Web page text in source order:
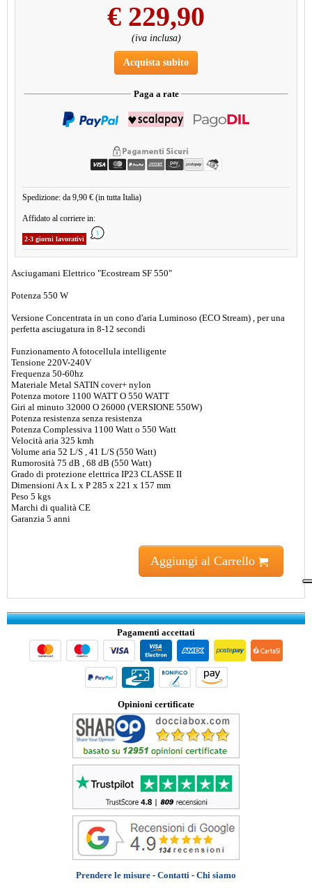
€ 229,90
(iva inclusa)
Acquista subito
Paga a rate
Spedizione: da 9,90 € (in tutta Italia)
Affidato al corriere in:
2-3 giorni lavorativi
Asciugamani Elettrico "Ecostream SF 550"
Potenza 550 W
Versione Concentrata in un cono d'aria Luminoso (ECO Stream) , per una
perfetta asciugatura in 8-12 secondi
Funzionamento A fotocellula intelligente
Tensione 220V-240V
Frequenza 50-60hz
Materiale Metal SATIN cover+ nylon
Potenza motore 1100 WATT O 550 WATT
Giri al minuto 32000 O 26000 (VERSIONE 550W)
Potenza resistenza senza resistenza
Potenza Complessiva 1100 Watt o 550 Watt
Velocità aria 325 kmh
Volume aria 52 L/S , 41 L/S (550 Watt)
Rumorosità 75 dB , 68 dB (550 Watt)
Grado di protezione elettrica IP23 CLASSE II
Dimensioni A x L x P 285 x 221 x 157 mm
Peso 5 kgs
Marchi di qualità CE
Garanzia 5 anni
Aggiungi al Carrello
Pagamenti accettati
Opinioni certificate
Prendere le misure - Contatti - Chi siamo